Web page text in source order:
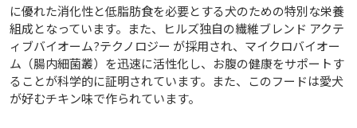
に優れた消化性と低脂肪食を必要とする犬のための特別な栄養
組成となっています。また、ヒルズ独自の繊維ブレンド アクテ
ィブバイオーム?テクノロジー が採用され、マイクロバイオー
ム（腸内細菌叢）を迅速に活性化し、お腹の健康をサポートす
ることが科学的に証明されています。また、このフードは愛犬
が好むチキン味で作られています。